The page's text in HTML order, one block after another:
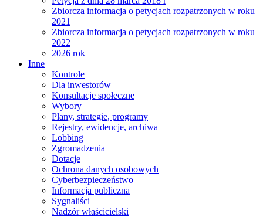
Zbiorcza informacja o petycjach rozpatrzonych w roku
2021
Zbiorcza informacja o petycjach rozpatrzonych w roku
2022
2026 rok
Inne
Kontrole
Dla inwestorów
Konsultacje społeczne
Wybory
Plany, strategie, programy
Rejestry, ewidencje, archiwa
Lobbing
Zgromadzenia
Dotacje
Ochrona danych osobowych
Cyberbezpieczeństwo
Informacja publiczna
Sygnaliści
Nadzór właścicielski